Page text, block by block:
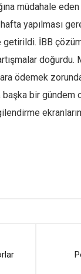
müdahale
yapılması
İBB
ödemek
bir